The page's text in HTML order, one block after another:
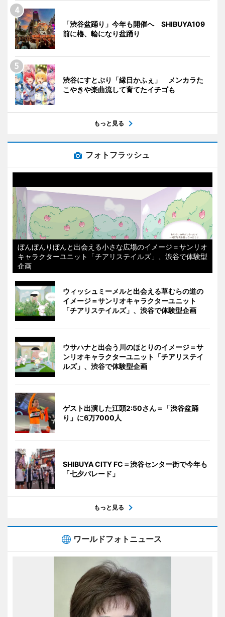
「渋谷盆踊り」今年も開催へ SHIBUYA109
前に櫓、輪になり盆踊り
渋谷にすとぷり「縁日かふぇ」 メンカラた
こやきや楽曲流して育てたイチゴも
もっと見る
フォトフラッシュ
ぼんぼんりぼんと出会える小さな広場のイメージ＝サンリオ
キャラクターユニット「チアリステイルズ」、渋谷で体験型
企画
ウィッシュミーメルと出会える草むらの道の
イメージ＝サンリオキャラクターユニット
「チアリステイルズ」、渋谷で体験型企画
ウサハナと出会う川のほとりのイメージ＝サ
ンリオキャラクターユニット「チアリステイ
ルズ」、渋谷で体験型企画
ゲスト出演した江頭2:50さん＝「渋谷盆踊
り」に6万7000人
SHIBUYA CITY FC＝渋谷センター街で今年も
「七夕パレード」
もっと見る
ワールドフォトニュース